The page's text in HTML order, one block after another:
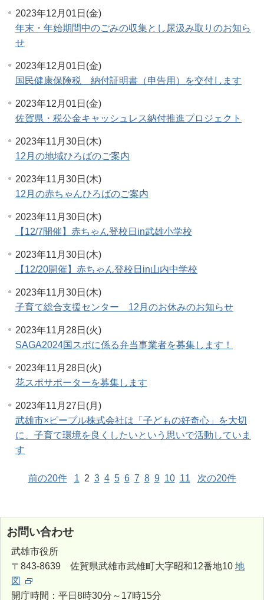
2023年12月01日(金)
年末・年始期間中のごみの収集とし尿汲み取りのお知ら
せ
2023年12月01日(金)
国民健康保険税 納付証明書（申告用）を交付します
2023年12月01日(金)
佐賀県・税公金キャッシュレス納付推進プロジェクト
2023年11月30日(木)
12月の地域ひろばのご案内
2023年11月30日(木)
12月の赤ちゃんひろばのご案内
2023年11月30日(木)
【12/7開催】赤ちゃん登校日in武雄小学校
2023年11月30日(木)
【12/20開催】赤ちゃん登校日in山内中学校
2023年11月30日(木)
子育て総合支援センター 12月のお休みのお知らせ
2023年11月28日(火)
SAGA2024国スポに係る弁当事業者を募集します！
2023年11月28日(火)
花スポサポーターを募集します
2023年11月27日(月)
武雄市×ピープル株式会社は「子どもの好奇心」を大切
に、子育て環境を良くしたいという思いで活動していま
す
前の20件 1 2 3 4 5 6 7 8 9 10 11 次の20件
お問い合わせ
武雄市役所
〒843-8639 佐賀県武雄市武雄町大字昭和12番地10 地
図
開庁時間：平日8時30分～17時15分